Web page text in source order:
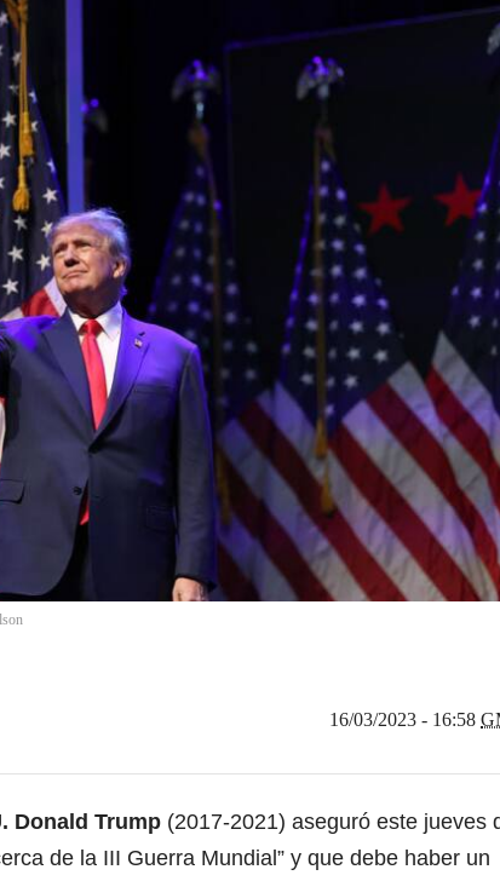
16/03/2023 - 16:58
Donald Trump (2017-2021) aseguró este jueves
de la III Guerra Mundial” y que debe haber un